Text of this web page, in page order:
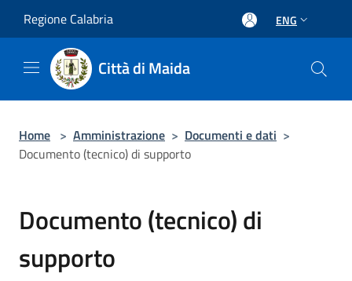
Regione Calabria ENG
Città di Maida
Home > Amministrazione > Documenti e dati >
Documento (tecnico) di supporto
Documento (tecnico) di
supporto